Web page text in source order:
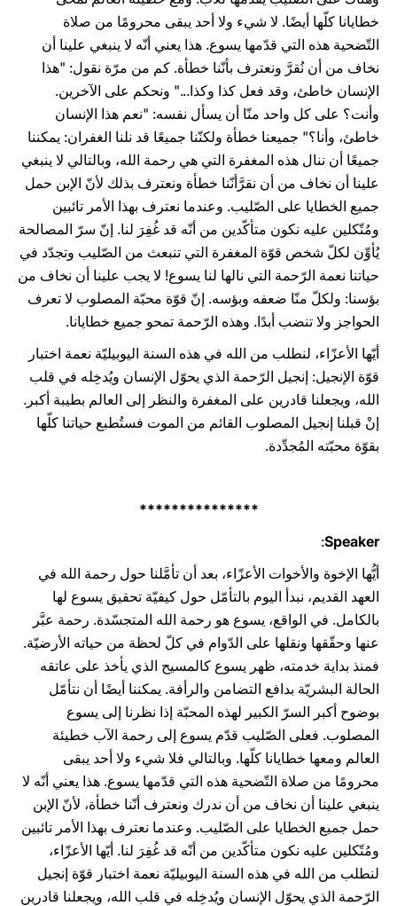
خطايانا كلّها أيضًا. لا شيء ولا أحد يبقى محرومًا من صلاة
التّضحية هذه التي قدّمها يسوع. هذا يعني أنّه لا ينبغي علينا أن
نخاف من أن نُقرَّ ونعترف بأنّنا خطأة. كم من مرّة نقول: "هذا
الإنسان خاطئ، وقد فعل كذا وكذا..." ونحكم على الآخرين.
وأنت؟ على كل واحد منّا أن يسأل نفسه: "نعم هذا الإنسان
خاطئ، وأنا؟" جميعنا خطأة ولكنّنا جميعًا قد نلنا الغفران: يمكننا
جميعًا أن ننال هذه المغفرة التي هي رحمة الله، وبالتالي لا ينبغي
علينا أن نخاف من أن نقرَّأنّنا خطأة ونعترف بذلك لأنّ الإبن حمل
جميع الخطايا على الصّليب. وعندما نعترف بهذا الأمر تائبين
ومُتّكلين عليه نكون متأكّدين من أنّه قد غُفِرَ لنا. إنّ سرّ المصالحة
يُأوِّن لكلّ شخص قوّة المغفرة التي تنبعث من الصّليب وتجدّد في
حياتنا نعمة الرّحمة التي نالها لنا يسوع! لا يجب علينا أن نخاف من
بؤسنا: ولكلّ منّا ضعفه وبؤسه. إنّ قوّة محبّة المصلوب لا تعرف
الحواجز ولا تنضب أبدًا. وهذه الرّحمة تمحو جميع خطايانا.
أيّها الأعزّاء، لنطلب من الله في هذه السنة اليوبيليّة نعمة اختبار
قوّة الإنجيل: إنجيل الرّحمة الذي يحوّل الإنسان ويُدخِله في قلب
الله، ويجعلنا قادرين على المغفرة والنظر إلى العالم بطيبة أكبر.
إنْ قبلنا إنجيل المصلوب القائم من الموت فستُطبع حياتنا كلّها
بقوّة محبّته المُجدِّدة.
***************
Speaker
:
أيُّها الإخوة والأخوات الأعزّاء، بعد أن تأمَّلنا حول رحمة الله في
العهد القديم، نبدأ اليوم بالتأمّل حول كيفيّة تحقيق يسوع لها
بالكامل. في الواقع، يسوع هو رحمة الله المتجسّدة. رحمة عبَّر
عنها وحقّقها ونقلها على الدّوام في كلّ لحظة من حياته الأرضيّة.
فمنذ بداية خدمته، ظهر يسوع كالمسيح الذي يأخذ على عاتقه
الحالة البشريّة بدافع التضامن والرأفة. يمكننا أيضًا أن نتأمّل
بوضوح أكبر السرّ الكبير لهذه المحبّة إذا نظرنا إلى يسوع
المصلوب. فعلى الصّليب قدّم يسوع إلى رحمة الآب خطيئة
العالم ومعها خطايانا كلّها. وبالتالي فلا شيء ولا أحد يبقى
محرومًا من صلاة التّضحية هذه التي قدّمها يسوع. هذا يعني أنّه لا
ينبغي علينا أن نخاف من أن ندرك ونعترف أنّنا خطأة، لأنّ الإبن
حمل جميع الخطايا على الصّليب. وعندما نعترف بهذا الأمر تائبين
ومُتّكلين عليه نكون متأكّدين من أنّه قد غُفِرَ لنا. أيّها الأعزّاء،
لنطلب من الله في هذه السنة اليوبيليّة نعمة اختبار قوّة إنجيل
الرّحمة الذي يحوّل الإنسان ويُدخِله في قلب الله، ويجعلنا قادرين